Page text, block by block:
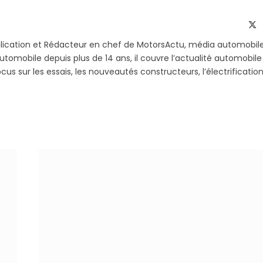
et Rédacteur en chef de MotorsActu, média
depuis plus de 14 ans, il couvre l’actualité automobile
sur les essais, les nouveautés constructeurs,